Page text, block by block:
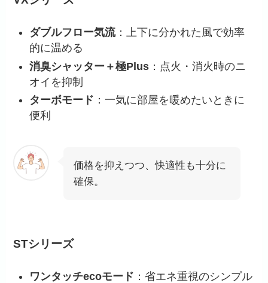
ダブルフロー気流：上下に分かれた風で効率
的に温める
消臭シャッター＋極Plus ：点火・消火時のニ
オイを抑制
ターボモード ：一気に部屋を暖めたいときに
便利
価格を抑えつつ、快適性も十分に
確保。
STシリーズ
ワンタッチecoモード ：省エネ重視のシンプル